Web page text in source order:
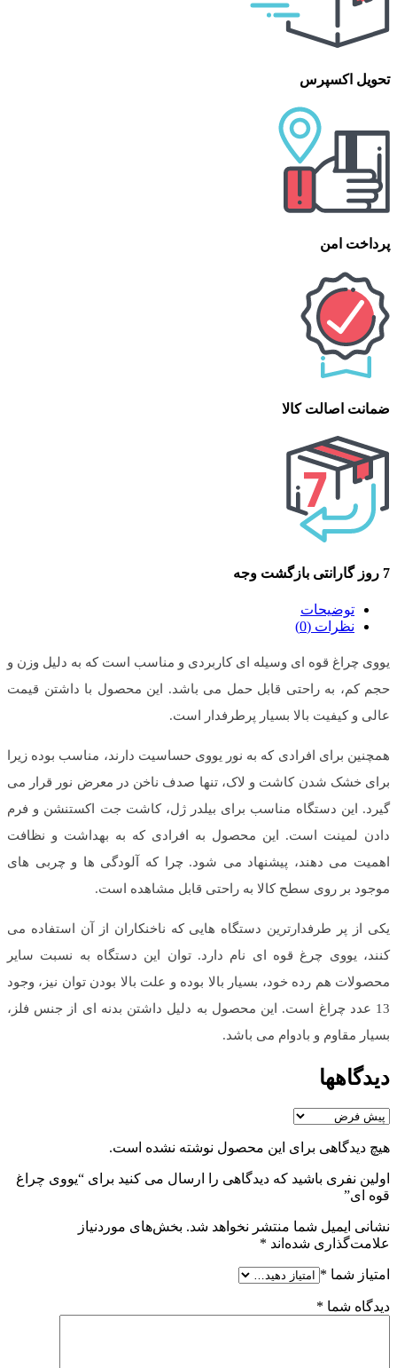
تحویل اکسپرس
پرداخت امن
ضمانت اصالت کالا
7 روز گارانتی بازگشت وجه
توضیحات
نظرات (0)
یووی چراغ قوه ای وسیله ای کاربردی و مناسب است که به دلیل وزن و
حجم کم، به راحتی قابل حمل می باشد. این محصول با داشتن قیمت
عالی و کیفیت بالا بسیار پرطرفدار است.
همچنین برای افرادی که به نور یووی حساسیت دارند، مناسب بوده زیرا
برای خشک شدن کاشت و لاک، تنها صدف ناخن در معرض نور قرار می
گیرد. این دستگاه مناسب برای بیلدر ژل، کاشت جت اکستنشن و فرم
دادن لمینت است. این محصول به افرادی که به بهداشت و نظافت
اهمیت می دهند، پیشنهاد می شود. چرا که آلودگی ها و چربی های
موجود بر روی سطح کالا به راحتی قابل مشاهده است.
یکی از پر طرفدارترین دستگاه هایی که ناخنکاران از آن استفاده می
کنند، یووی چرغ قوه ای نام دارد. توان این دستگاه به نسبت سایر
محصولات هم رده خود، بسیار بالا بوده و علت بالا بودن توان نیز، وجود
13 عدد چراغ است. این محصول به دلیل داشتن بدنه ای از جنس فلز،
بسیار مقاوم و بادوام می باشد.
دیدگاهها
هیچ دیدگاهی برای این محصول نوشته نشده است.
اولین نفری باشید که دیدگاهی را ارسال می کنید برای “یووی چراغ
قوه ای”
نشانی ایمیل شما منتشر نخواهد شد. بخش‌های موردنیاز
علامت‌گذاری شده‌اند *
امتیاز شما *
دیدگاه شما *